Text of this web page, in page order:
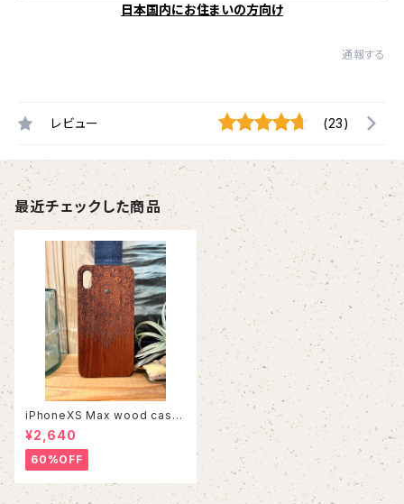
日本国内にお住まいの方向け
通報する
レビュー (23)
最近チェックした商品
iPhoneXS Max wood case
5
¥2,640
60%OFF